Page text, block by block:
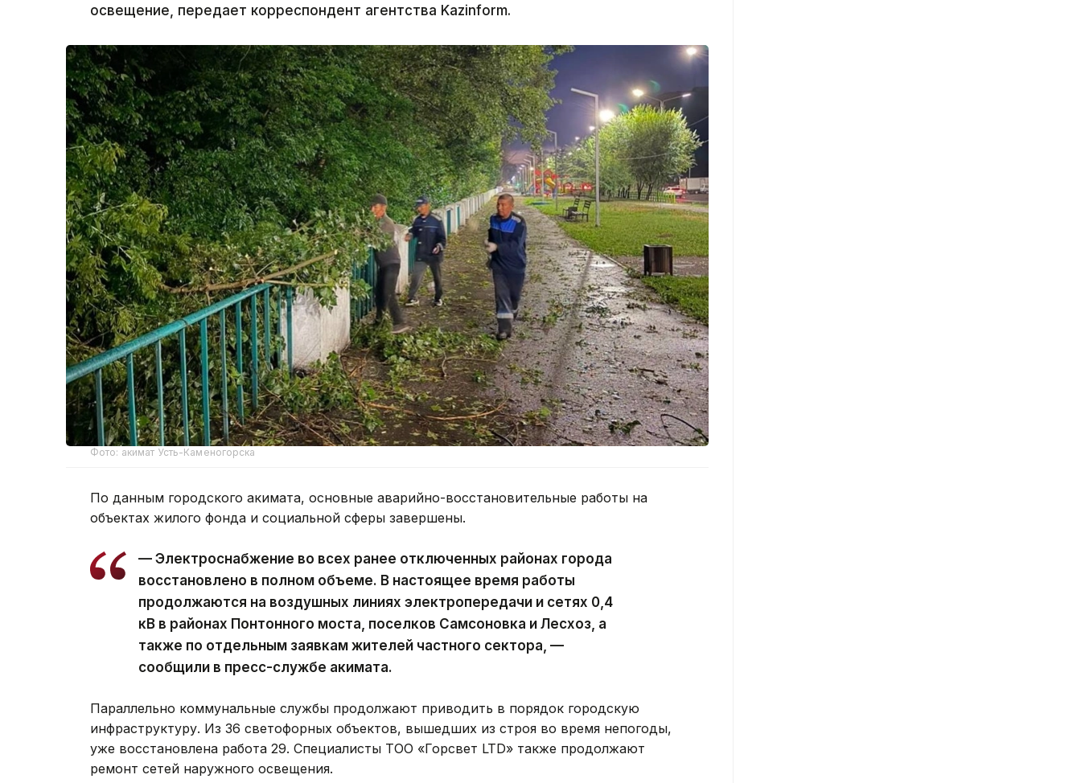
освещение, передает корреспондент агентства Kazinform.
Фото: акимат Усть-Каменогорска
По данным городского акимата, основные аварийно-восстановительные работы на
объектах жилого фонда и социальной сферы завершены.
— Электроснабжение во всех ранее отключенных районах города
восстановлено в полном объеме. В настоящее время работы
продолжаются на воздушных линиях электропередачи и сетях 0,4
кВ в районах Понтонного моста, поселков Самсоновка и Лесхоз, а
также по отдельным заявкам жителей частного сектора, —
сообщили в пресс-службе акимата.
Параллельно коммунальные службы продолжают приводить в порядок городскую
инфраструктуру. Из 36 светофорных объектов, вышедших из строя во время непогоды,
уже восстановлена работа 29. Специалисты ТОО «Горсвет LTD» также продолжают
ремонт сетей наружного освещения.